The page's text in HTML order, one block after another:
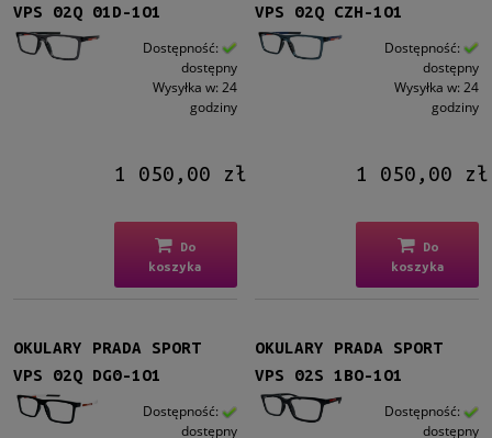
od
VPS 02Q 01D-1O1
Dostępność:
dostępny
Wysyłka w: 24
godziny
1 050,00 zł
Do
koszyka
VPS 02Q CZH-1O1
Dostępność:
dostępny
Wysyłka w: 24
godziny
1 050,00 zł
Do
koszyka
OKULARY PRADA SPORT
VPS 02Q DG0-1O1
Dostępność:
dostępny
OKULARY PRADA SPORT
VPS 02S 1BO-1O1
Dostępność:
dostępny